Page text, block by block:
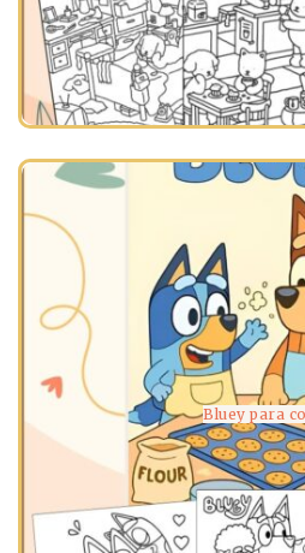
Bluey para